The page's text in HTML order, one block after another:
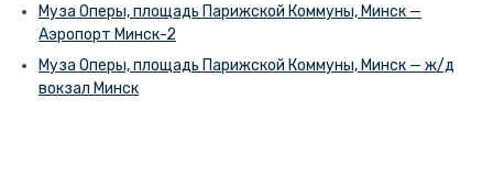
Муза Оперы, площадь Парижской Коммуны, Минск —
Аэропорт Минск-2
Муза Оперы, площадь Парижской Коммуны, Минск — ж/д
вокзал Минск